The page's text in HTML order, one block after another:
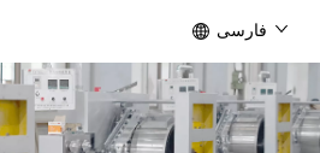
فارسی